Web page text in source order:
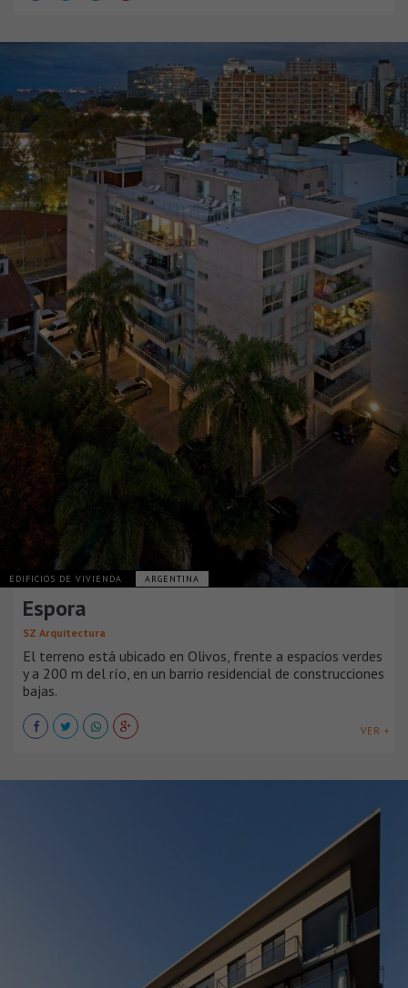
EDIFICIOS DE VIVIENDA ARGENTINA
Espora
SZ Arquitectura
El terreno está ubicado en Olivos, frente a espacios verdes
y a 200 m del río, en un barrio residencial de construcciones
bajas.
VER +